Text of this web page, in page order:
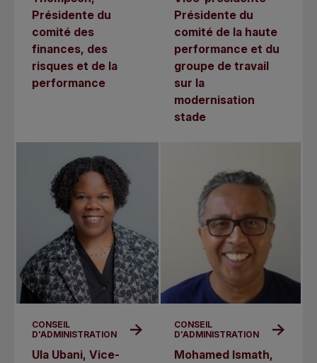
Présidente du
comité des
finances, des
risques et de la
performance
Présidente du
comité de la haute
performance et du
groupe de travail
sur la
modernisation
stade
CONSEIL
D'ADMINISTRATION
Ula Ubani, Vice-
CONSEIL
D'ADMINISTRATION
Mohamed Ismath,